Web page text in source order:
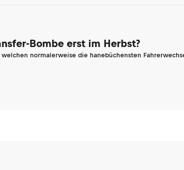
Bombe erst im Herbst?
normalerweise die hanebüchensten